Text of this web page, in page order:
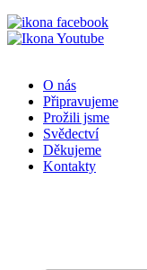
O nás
Připravujeme
Prožili jsme
Svědectví
Děkujeme
Kontakty